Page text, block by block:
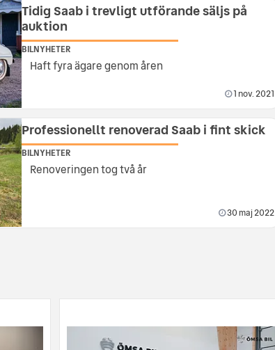
Tidig Saab i trevligt utförande säljs på
auktion
BILNYHETER
Haft fyra ägare genom åren
1 nov. 2021
Professionellt renoverad Saab i fint skick
BILNYHETER
Renoveringen tog två år
30 maj 2022